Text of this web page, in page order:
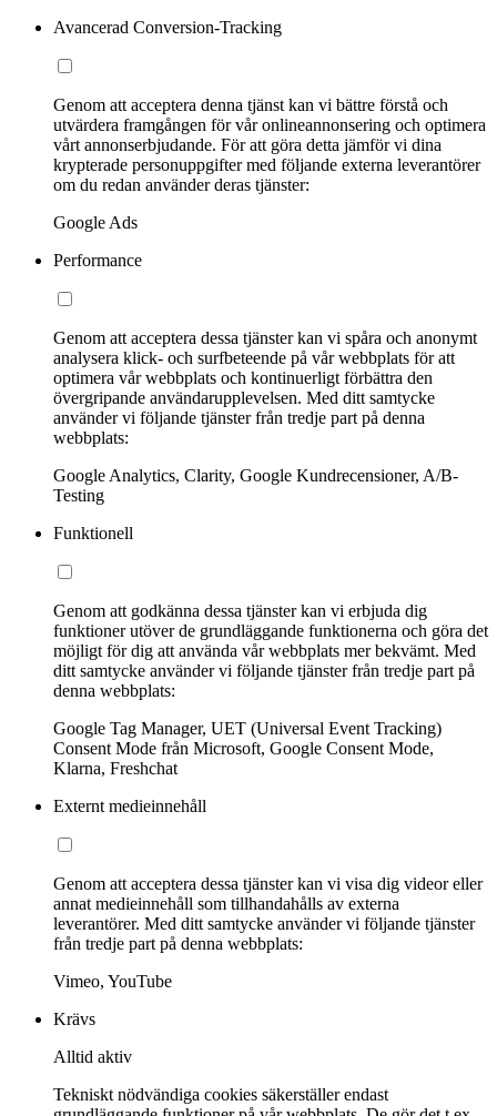
Avancerad Conversion-Tracking
Genom att acceptera denna tjänst kan vi bättre förstå och
utvärdera framgången för vår onlineannonsering och optimera
vårt annonserbjudande. För att göra detta jämför vi dina
krypterade personuppgifter med följande externa leverantörer
om du redan använder deras tjänster:
Google Ads
Performance
Genom att acceptera dessa tjänster kan vi spåra och anonymt
analysera klick- och surfbeteende på vår webbplats för att
optimera vår webbplats och kontinuerligt förbättra den
övergripande användarupplevelsen. Med ditt samtycke
använder vi följande tjänster från tredje part på denna
webbplats:
Google Analytics, Clarity, Google Kundrecensioner, A/B-
Testing
Funktionell
Genom att godkänna dessa tjänster kan vi erbjuda dig
funktioner utöver de grundläggande funktionerna och göra det
möjligt för dig att använda vår webbplats mer bekvämt. Med
ditt samtycke använder vi följande tjänster från tredje part på
denna webbplats:
Google Tag Manager, UET (Universal Event Tracking)
Consent Mode från Microsoft, Google Consent Mode,
Klarna, Freshchat
Externt medieinnehåll
Genom att acceptera dessa tjänster kan vi visa dig videor eller
annat medieinnehåll som tillhandahålls av externa
leverantörer. Med ditt samtycke använder vi följande tjänster
från tredje part på denna webbplats:
Vimeo, YouTube
Krävs
Alltid aktiv
Tekniskt nödvändiga cookies säkerställer endast